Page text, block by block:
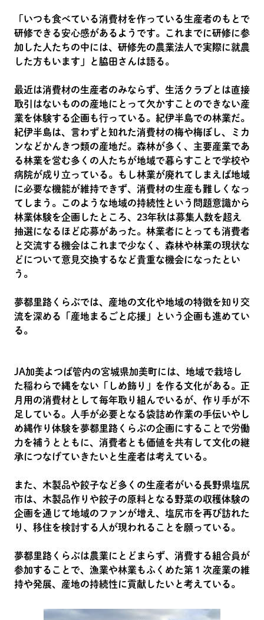
「いつも食べている消費材を作っている生産者のもとで
研修できる安心感があるようです。これまでに研修に参
加した人たちの中には、研修先の農業法人で実際に就農
した方もいます」と脇田さんは語る。
最近は消費材の生産者のみならず、生活クラブとは直接
取引はないものの産地にとって欠かすことのできない産
業を体験する企画も行っている。紀伊半島での林業だ。
紀伊半島は、言わずと知れた消費材の梅や梅ぼし、ミカ
ンなどかんきつ類の産地だ。森林が多く、主要産業であ
る林業を営む多くの人たちが地域で暮らすことで学校や
病院が成り立っている。もし林業が廃れてしまえば地域
に必要な機能が維持できず、消費材の生産も難しくなっ
てしまう。このような地域の持続性という問題意識から
林業体験を企画したところ、23年秋は募集人数を超え
抽選になるほど応募があった。林業者にとっても消費者
と交流する機会はこれまで少なく、森林や林業の現状な
どについて意見交換するなど貴重な機会になったとい
う。
夢都里路くらぶでは、産地の文化や地域の特徴を知り交
流を深める「産地まるごと応援」という企画も進めてい
る。
JA加美よつば管内の宮城県加美町には、地域で栽培し
た稲わらで縄をない「しめ飾り」を作る文化がある。正
月用の消費材として毎年取り組んでいるが、作り手が不
足している。人手が必要となる袋詰め作業の手伝いやし
め縄作り体験を夢都里路くらぶの企画にすることで労働
力を補うとともに、消費者とも価値を共有して文化の継
承につなげていきたいと生産者は考えている。
また、木製品や餃子など多くの生産者がいる長野県塩尻
市は、木製品作りや餃子の原料となる野菜の収穫体験の
企画を通じて地域のファンが増え、塩尻市を再び訪れた
り、移住を検討する人が現われることを願っている。
夢都里路くらぶは農業にとどまらず、消費する組合員が
参加することで、漁業や林業もふくめた第１次産業の維
持や発展、産地の持続性に貢献したいと考えている。